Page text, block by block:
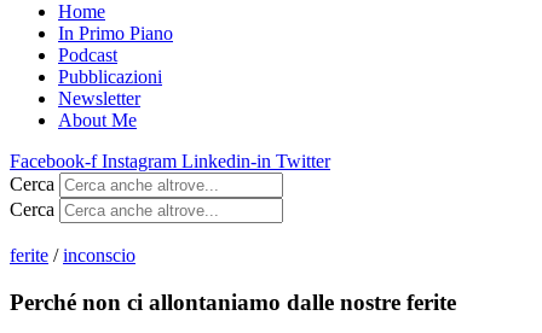
Home
In Primo Piano
Podcast
Pubblicazioni
Newsletter
About Me
Facebook-f Instagram Linkedin-in Twitter
Cerca
Cerca
ferite /inconscio
Perché non ci allontaniamo dalle nostre ferite